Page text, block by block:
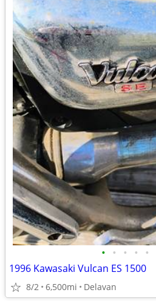
• • • • •
1996 Kawasaki Vulcan ES 1500
8/2 6,500mi Delavan